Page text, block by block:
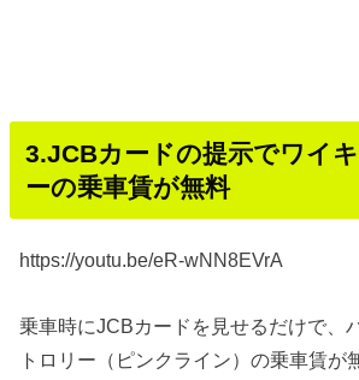
3.JCBカードの提示でワイ
ーの乗車賃が無料
https://youtu.be/eR-wNN8EVrA
乗車時にJCBカードを見せるだけで、
トロリー（ピンクライン）の乗車賃が